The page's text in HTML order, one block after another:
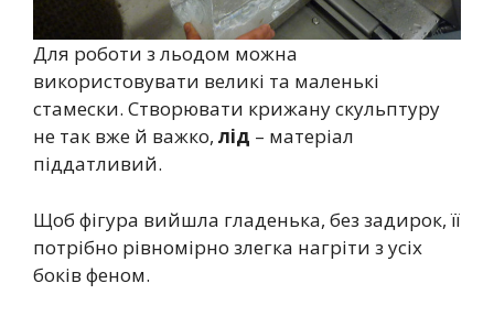
Для роботи з льодом можна
використовувати великі та маленькі
стамески. Створювати крижану скульптуру
не так вже й важко, лід – матеріал
піддатливий.
Щоб фігура вийшла гладенька, без задирок, її
потрібно рівномірно злегка нагріти з усіх
боків феном.